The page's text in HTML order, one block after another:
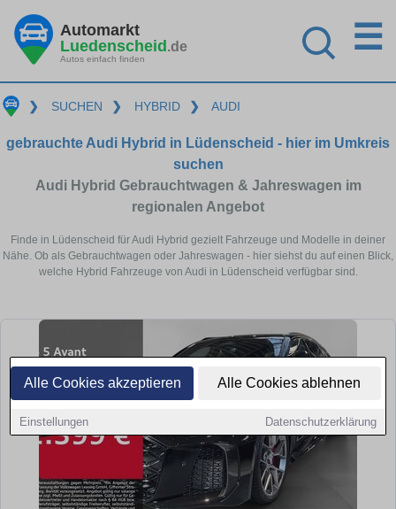
Alle Cookies akzeptieren Alle Cookies ablehnen
Einstellungen Datenschutzerklärung
Automarkt
Luedenscheid.de
Autos einfach finden
☰
❯ SUCHEN ❯ HYBRID ❯ AUDI
gebrauchte Audi Hybrid in Lüdenscheid - hier im Umkreis
suchen
Audi Hybrid Gebrauchtwagen & Jahreswagen im
regionalen Angebot
Finde in Lüdenscheid für Audi Hybrid gezielt Fahrzeuge und Modelle in deiner
Nähe. Ob als Gebrauchtwagen oder Jahreswagen - hier siehst du auf einen Blick,
welche Hybrid Fahrzeuge von Audi in Lüdenscheid verfügbar sind.